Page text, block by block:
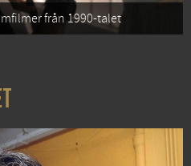
från 1990-talet